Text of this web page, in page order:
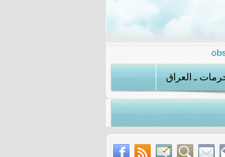
ـ العراق
عملية الكواتم تكشف استراتيجية داعش الجديدة في سوريا